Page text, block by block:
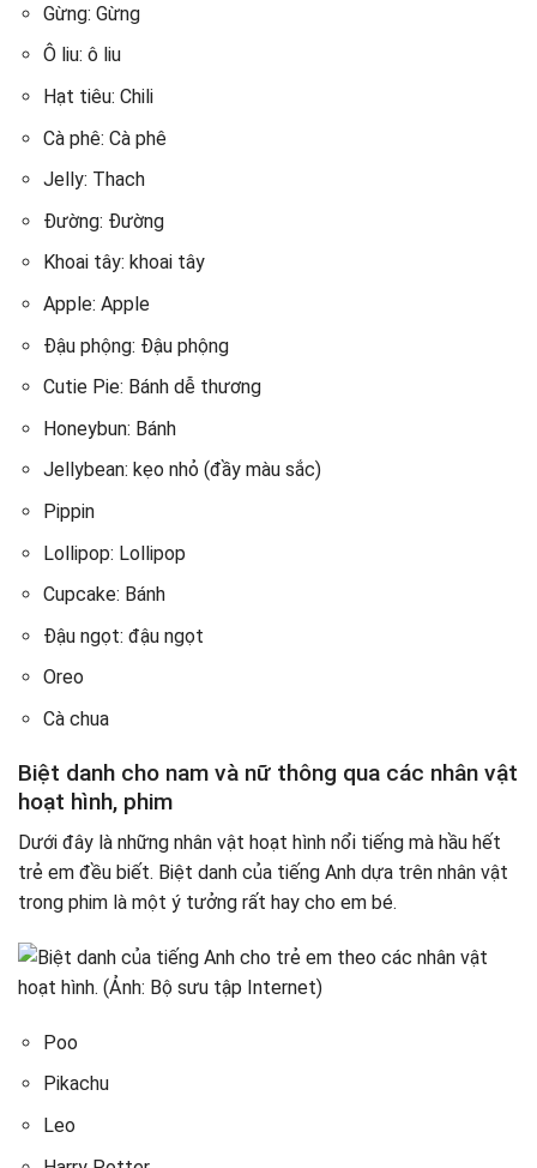
Gừng: Gừng
Ô liu: ô liu
Hạt tiêu: Chili
Cà phê: Cà phê
Jelly: Thach
Đường: Đường
Khoai tây: khoai tây
Apple: Apple
Đậu phộng: Đậu phộng
Cutie Pie: Bánh dễ thương
Honeybun: Bánh
Jellybean: kẹo nhỏ (đầy màu sắc)
Pippin
Lollipop: Lollipop
Cupcake: Bánh
Đậu ngọt: đậu ngọt
Oreo
Cà chua
Biệt danh cho nam và nữ thông qua các nhân vật
hoạt hình, phim
Dưới đây là những nhân vật hoạt hình nổi tiếng mà hầu hết
trẻ em đều biết. Biệt danh của tiếng Anh dựa trên nhân vật
trong phim là một ý tưởng rất hay cho em bé.
Poo
Pikachu
Leo